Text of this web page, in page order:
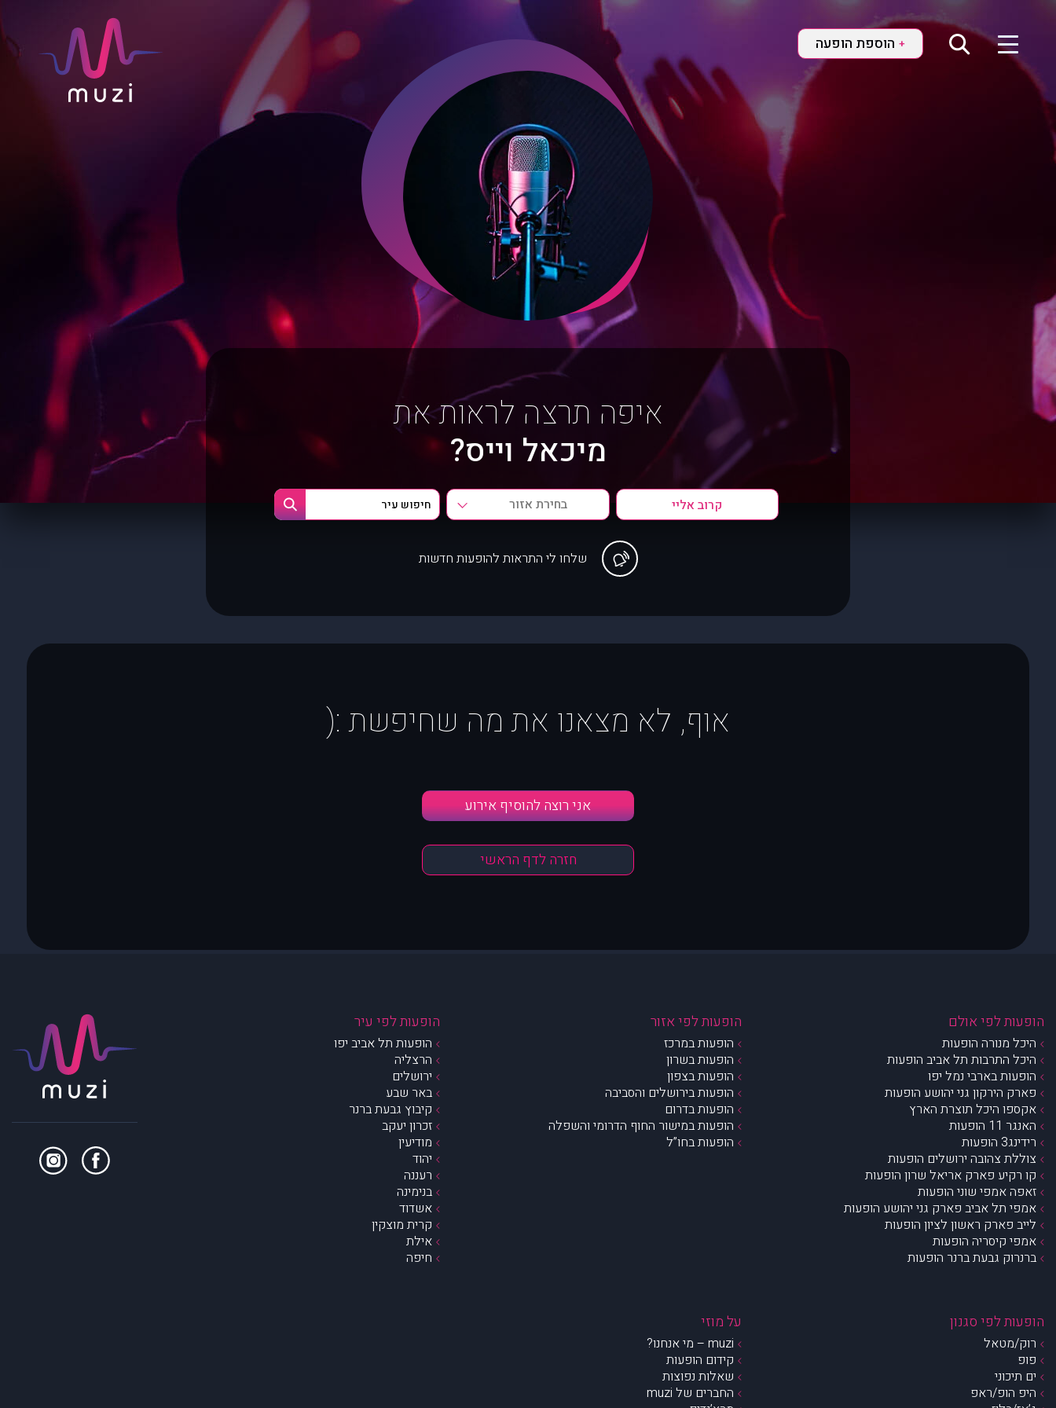
+ הוספת הופעה
איפה תרצה לראות את
מיכאל וייס?
בחירת אזור
שלחו לי התראות להופעות חדשות
אוף, לא מצאנו את מה שחיפשת :(
אני רוצה להוסיף אירוע
חזרה לדף הראשי
הופעות לפי אולם
היכל מנורה הופעות
היכל התרבות תל אביב הופעות
הופעות בארבי נמל יפו
פארק הירקון גני יהושע הופעות
אקספו היכל תוצרת הארץ
האנגר 11 הופעות
רידינג3 הופעות
צוללת צהובה ירושלים הופעות
קו רקיע פארק אריאל שרון הופעות
זאפה אמפי שוני הופעות
אמפי תל אביב פארק גני יהושע הופעות
לייב פארק ראשון לציון הופעות
אמפי קיסריה הופעות
ברנרוק גבעת ברנר הופעות
הופעות לפי אזור
הופעות במרכז
הופעות בשרון
הופעות בצפון
הופעות בירושלים והסביבה
הופעות בדרום
הופעות במישור החוף הדרומי והשפלה
הופעות בחו”ל
הופעות לפי עיר
הופעות תל אביב יפו
הרצליה
ירושלים
באר שבע
קיבוץ גבעת ברנר
זכרון יעקב
מודיעין
יהוד
רעננה
בנימינה
אשדוד
קרית מוצקין
אילת
חיפה
הופעות לפי סגנון
רוק/מטאל
פופ
ים תיכוני
היפ הופ/ראפ
על מוזי
muzi – מי אנחנו?
קידום הופעות
שאלות נפוצות
החברים של muzi